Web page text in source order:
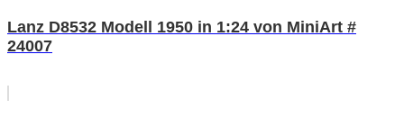
Lanz D8532 Modell 1950 in 1:24 von MiniArt #
24007